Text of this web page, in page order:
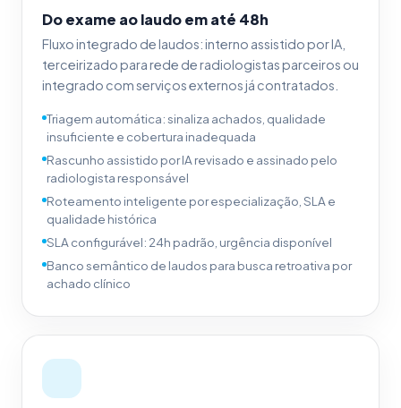
Do exame ao laudo em até 48h
Fluxo integrado de laudos: interno assistido por IA,
terceirizado para rede de radiologistas parceiros ou
integrado com serviços externos já contratados.
Triagem automática: sinaliza achados, qualidade
insuficiente e cobertura inadequada
Rascunho assistido por IA revisado e assinado pelo
radiologista responsável
Roteamento inteligente por especialização, SLA e
qualidade histórica
SLA configurável: 24h padrão, urgência disponível
Banco semântico de laudos para busca retroativa por
achado clínico